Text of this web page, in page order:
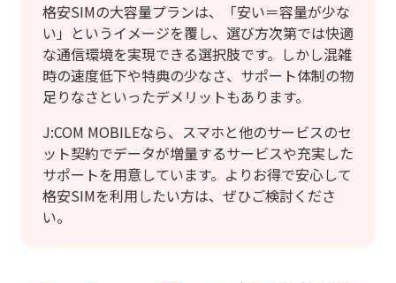
格安SIMの大容量プランは、「安い＝容量が少な
い」というイメージを覆し、選び方次第では快適
な通信環境を実現できる選択肢です。しかし混雑
時の速度低下や特典の少なさ、サポート体制の物
足りなさといったデメリットもあります。
J:COM MOBILEなら、スマホと他のサービスのセ
ット契約でデータが増量するサービスや充実した
サポートを用意しています。よりお得で安心して
格安SIMを利用したい方は、ぜひご検討くださ
い。